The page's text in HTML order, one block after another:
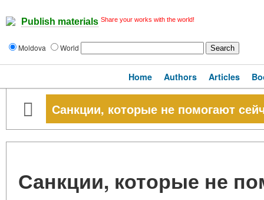
Publish materials Share your works with the world!
Moldova World
Home Authors Articles
Санкции, которые не помогают
Санкции, которые не